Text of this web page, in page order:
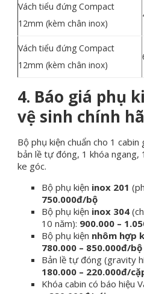
Vách tiểu đứng Compact
12mm (kèm chân inox)
Vách tiểu đứng Compact
12mm (kèm chân inox)
4. Báo giá phụ
vệ sinh chính
Bộ phụ kiện chuẩn cho 1
bản lề tự đóng, 1 khóa ngang,
ke góc.
Bộ phụ kiện inox 201
750.000đ/bộ
Bộ phụ kiện inox 304
10 năm): 900.000 –
Bộ phụ kiện nhôm hợp
780.000 – 850.000đ/bộ
Bản lề tự đóng (gravity
180.000 – 220.000đ/
Khóa cabin có báo hiệu